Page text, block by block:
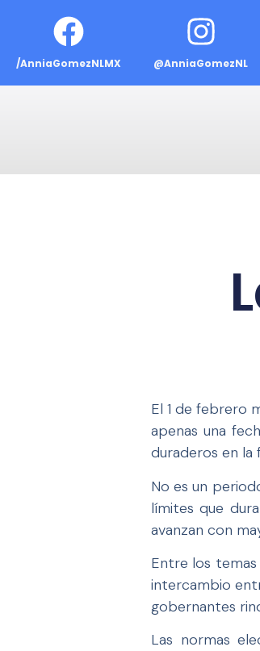
/AnniaGomezNLMX @AnniaGomezNL
El 1 de febrero
apenas una
duraderos en la
No es un
límites que
avanzan con
Entre los
intercambio
gobernantes
Las normas